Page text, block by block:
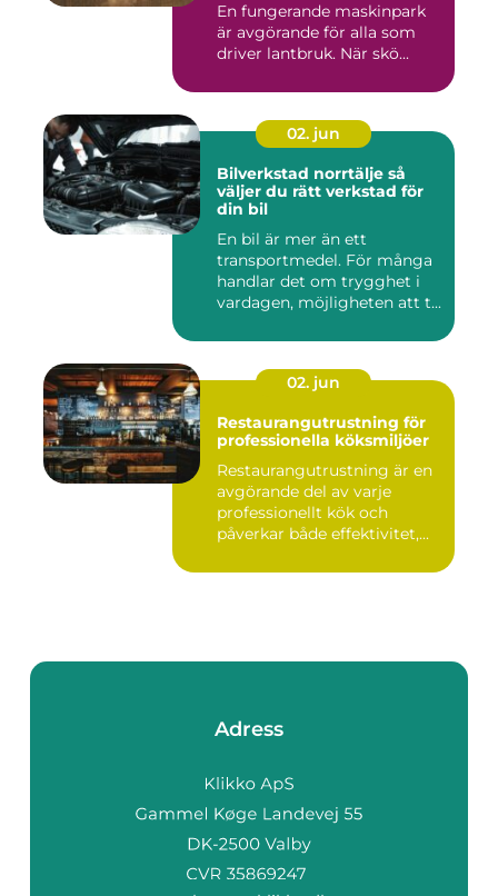
En fungerande maskinpark
är avgörande för alla som
driver lantbruk. När skö...
02. jun
Bilverkstad norrtälje så
väljer du rätt verkstad för
din bil
En bil är mer än ett
transportmedel. För många
handlar det om trygghet i
vardagen, möjligheten att t...
02. jun
Restaurangutrustning för
professionella köksmiljöer
Restaurangutrustning är en
avgörande del av varje
professionellt kök och
påverkar både effektivitet,...
Adress